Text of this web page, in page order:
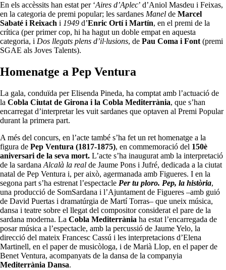
En els accèssits han estat per ‘Aires d’Aplec’ d’Aniol Masdeu i Feixas,
en la categoria de premi popular; les sardanes Manel de Marcel
Sabaté i Reixach i 1949 d’Enric Ortí i Martín, en el premi de la
crítica (per primer cop, hi ha hagut un doble empat en aquesta
categoria, i Dos llegats plens d’il·lusions, de Pau Coma i Font(premi
SGAE als Joves Talents).
Homenatge a Pep Ventura
La gala, conduïda per Elisenda Pineda, ha comptat amb l’actuació de
la Cobla Ciutat de Girona i la Cobla Mediterrània, que s’han
encarregat d’interpretar les vuit sardanes que optaven al Premi Popular
durant la primera part.
A més del concurs, en l’acte també s’ha fet un ret homenatge a la
figura de Pep Ventura (1817-1875), en commemoració del 150è
aniversari de la seva mort. L’acte s’ha inaugurat amb la interpretació
de la sardana Alcalà la real de Jaume Pons i Jufré, dedicada a la ciutat
natal de Pep Ventura i, per això, agermanada amb Figueres. I en la
segona part s’ha estrenat l’espectacle Per tu ploro. Pep, la història,
una producció de SomSardana i l’Ajuntament de Figueres –amb guió
de David Puertas i dramatúrgia de Martí Torras– que uneix música,
dansa i teatre sobre el llegat del compositor considerat el pare de la
sardana moderna. La Cobla Mediterrània ha estat l’encarregada de
posar música a l’espectacle, amb la percussió de Jaume Yelo, la
direcció del mateix Francesc Cassú i les interpretacions d’Elena
Martinell, en el paper de musicòloga, i de Marià Llop, en el paper de
Benet Ventura, acompanyats de la dansa de la companyia
Mediterrània Dansa.